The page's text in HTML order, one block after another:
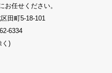
お任せください。
田町5-18-101
6334
く)